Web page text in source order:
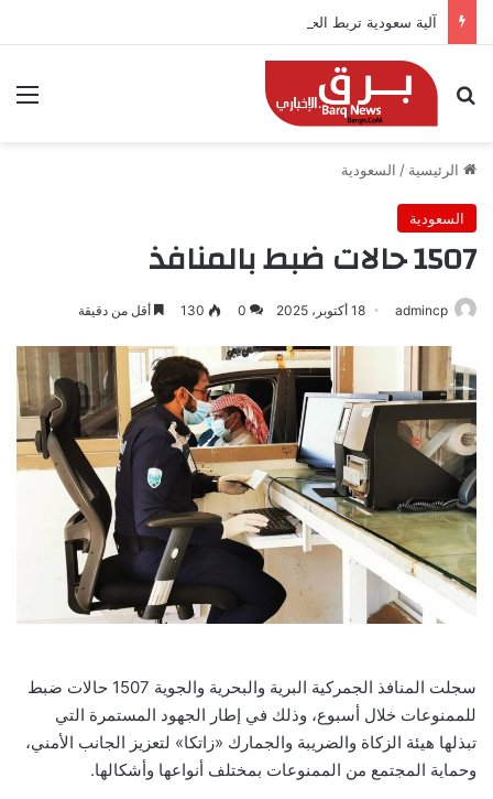
آلية سعودية تربط الحضور باجتياز الدورات
بحث عن
الرئيسية / السعودية
السعودية
1507 حالات ضبط بالمنافذ
admincp 18 أكتوبر، 2025 0
130 أقل من دقيقة
سجلت المنافذ الجمركية البرية والبحرية والجوية 1507 حالات ضبط
للممنوعات خلال أسبوع، وذلك في إطار الجهود المستمرة التي
تبذلها هيئة الزكاة والضريبة والجمارك «زاتكا» لتعزيز الجانب الأمني،
وحماية المجتمع من الممنوعات بمختلف أنواعها وأشكالها.